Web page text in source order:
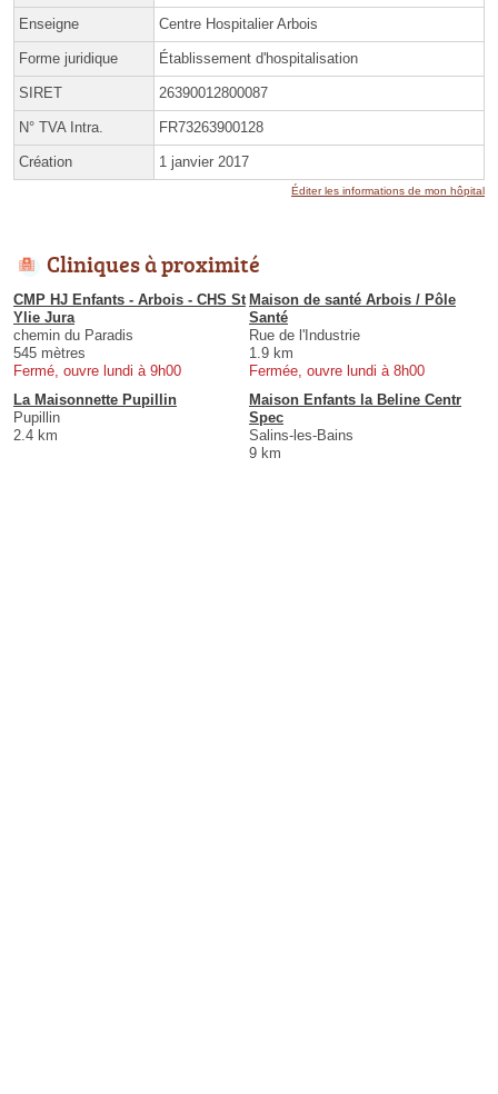
Enseigne Centre Hospitalier Arbois
Forme juridique Établissement d'hospitalisation
SIRET 26390012800087
N° TVA Intra. FR73263900128
Création 1 janvier 2017
Éditer les informations de mon hôpital
Cliniques à proximité
CMP HJ Enfants - Arbois - CHS St
Ylie Jura
chemin du Paradis
545 mètres
Fermé, ouvre lundi à 9h00
Maison de santé Arbois / Pôle
Santé
Rue de l'Industrie
1.9 km
Fermée, ouvre lundi à 8h00
La Maisonnette Pupillin
Pupillin
2.4 km
Maison Enfants la Beline Centr
Spec
Salins-les-Bains
9 km